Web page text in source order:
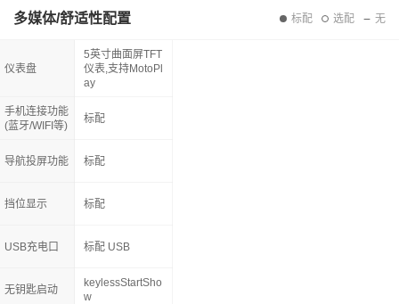
多媒体/舒适性配置 标配 选配 无
仪表盘
手机连接功能
(蓝牙/WIFI等)
导航投屏功能
挡位显示
USB充电口
无钥匙启动
5英寸曲面屏TFT
仪表,支持MotoPl
ay
标配
标配
标配
标配 USB
keylessStartSho
w